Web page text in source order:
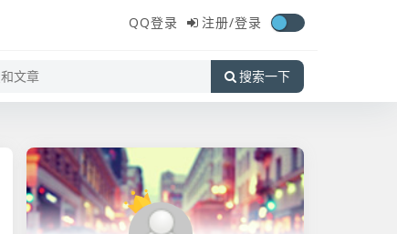
QQ登录 注册/登录
搜索一下